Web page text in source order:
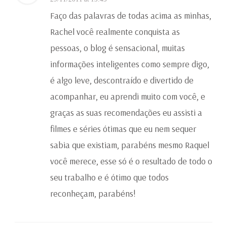
Faço das palavras de todas acima as minhas,
Rachel você realmente conquista as
pessoas, o blog é sensacional, muitas
informações inteligentes como sempre digo,
é algo leve, descontraído e divertido de
acompanhar, eu aprendi muito com você, e
graças as suas recomendações eu assisti a
filmes e séries ótimas que eu nem sequer
sabia que existiam, parabéns mesmo Raquel
você merece, esse só é o resultado de todo o
seu trabalho e é ótimo que todos
reconheçam, parabéns!